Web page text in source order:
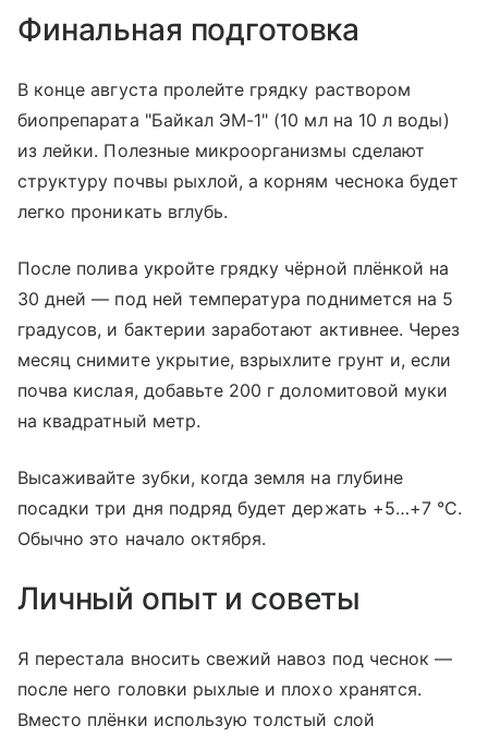
Финальная подготовка
В конце августа пролейте грядку раствором
биопрепарата "Байкал ЭМ-1" (10 мл на 10 л воды)
из лейки. Полезные микроорганизмы сделают
структуру почвы рыхлой, а корням чеснока будет
легко проникать вглубь.
После полива укройте грядку чёрной плёнкой на
30 дней — под ней температура поднимется на 5
градусов, и бактерии заработают активнее. Через
месяц снимите укрытие, взрыхлите грунт и, если
почва кислая, добавьте 200 г доломитовой муки
на квадратный метр.
Высаживайте зубки, когда земля на глубине
посадки три дня подряд будет держать +5…+7 °C.
Обычно это начало октября.
Личный опыт и советы
Я перестала вносить свежий навоз под чеснок —
после него головки рыхлые и плохо хранятся.
Вместо плёнки использую толстый слой